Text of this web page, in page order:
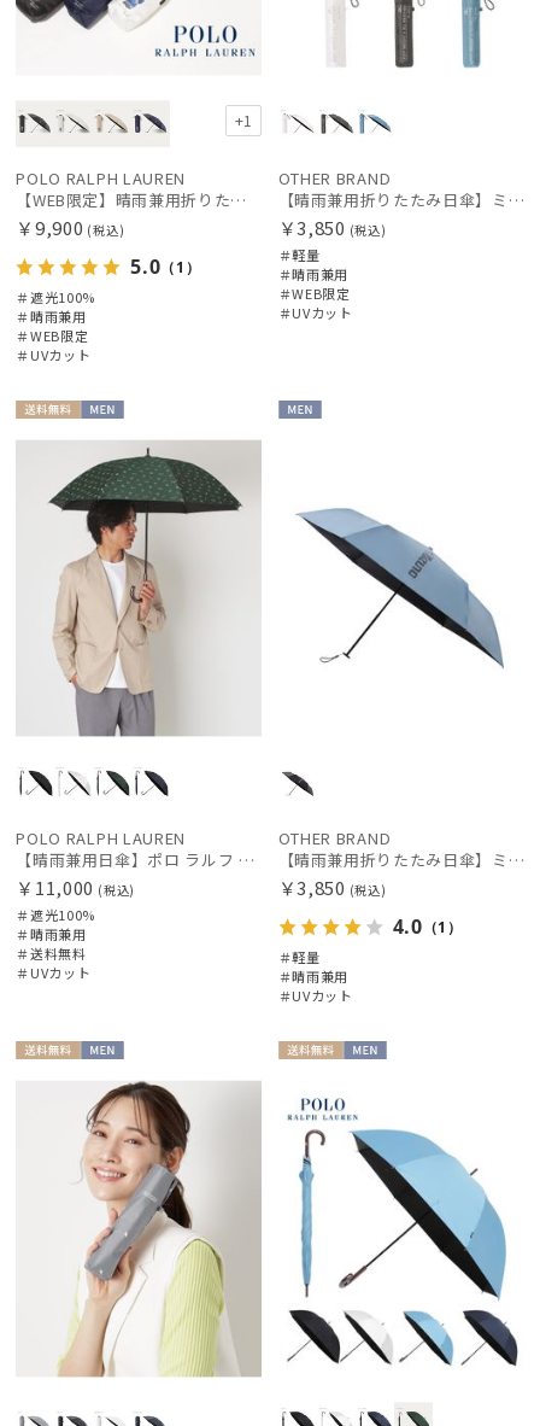
+1
POLO RALPH LAUREN
【WEB限定】晴雨兼用折りたたみ日傘 ポロ ラルフ ローレン（POLO RALPH LAUREN）ベア 遮光100 UV100
￥9,900 (税込)
5.0 （1）
＃遮光100%
＃晴雨兼用
＃WEB限定
＃UVカット
OTHER BRAND
【晴雨兼用折りたたみ日傘】ミズノ（MIZUNO）ワンポイントロゴ 一級遮光99.99% 遮熱 UV99％以上 晴雨兼用 軽量
￥3,850 (税込)
＃軽量
＃晴雨兼用
＃WEB限定
＃UVカット
POLO RALPH LAUREN
【晴雨兼用日傘】ポロ ラルフ ローレン (POLO RALPH LAUREN) 馬具 遮光100% UVメンズ日傘
￥11,000 (税込)
＃遮光100%
＃晴雨兼用
＃送料無料
＃UVカット
OTHER BRAND
【晴雨兼用折りたたみ日傘】ミズノ (MIZUNO) 無地×ロゴ 一級遮光99.99% 遮熱 UV99％以上 晴雨兼用 軽量
￥3,850 (税込)
4.0 （1）
＃軽量
＃晴雨兼用
＃UVカット